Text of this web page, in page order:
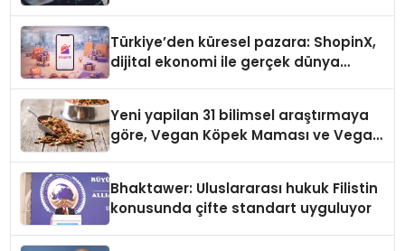
Türkiye’den küresel pazara: ShopinX,
dijital ekonomi ile gerçek dünya
Yeni yapilan 31 bilimsel araştırmaya
göre, Vegan Köpek Maması ve Vegan
Bhaktawer: Uluslararası hukuk Filistin
konusunda çifte standart uyguluyor